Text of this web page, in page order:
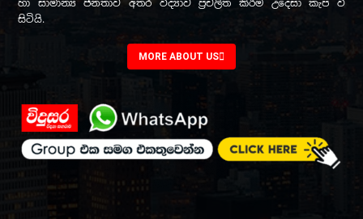
හා සාමාන්‍ය ජනතාව අතර විද්‍යාව ප්‍රචලිත කිරීම උදෙසා කැප වී
සිටියි.
MORE ABOUT US